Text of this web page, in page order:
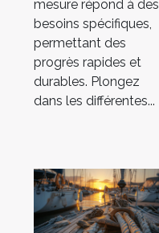
mesure répond à des
besoins spécifiques,
permettant des
progrès rapides et
durables. Plongez
dans les différentes...